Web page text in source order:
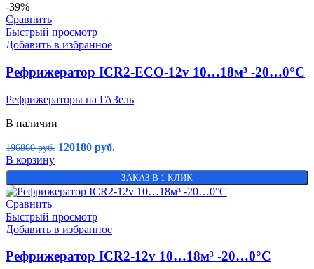
-39%
Сравнить
Быстрый просмотр
Добавить в избранное
Рефрижератор ICR2-ECO-12v 10…18м³ -20…0°C
Рефрижераторы на ГАЗель
В наличии
196860руб. 120180 руб.
В корзину
ЗАКАЗ В 1 КЛИК
Сравнить
Быстрый просмотр
Добавить в избранное
Рефрижератор ICR2-12v 10…18м³ -20…0°C